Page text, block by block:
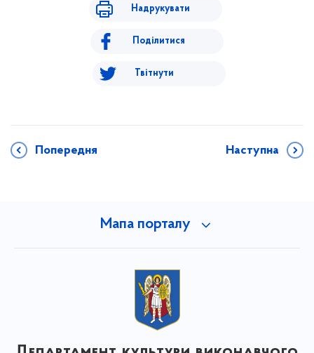
Надрукувати
Поділитися
Твітнути
Попередня Наступна
Мапа порталу